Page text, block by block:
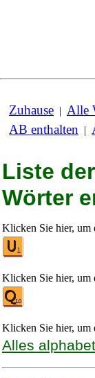
Zuhause | Alle
AB enthalten |
Liste
Wörter
Klicken Sie hier, um
Klicken Sie hier, um
Klicken Sie hier, um
Alles